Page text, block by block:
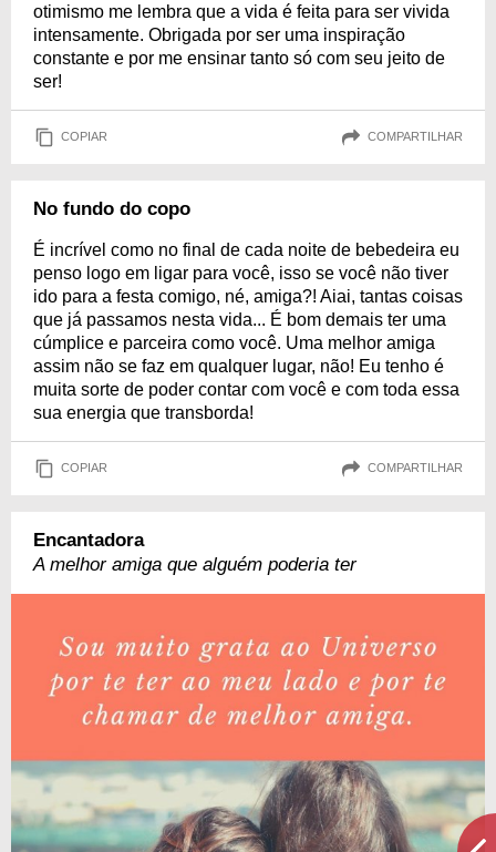
otimismo me lembra que a vida é feita para ser vivida
intensamente. Obrigada por ser uma inspiração
constante e por me ensinar tanto só com seu jeito de
ser!
COPIAR COMPARTILHAR
No fundo do copo
É incrível como no final de cada noite de bebedeira eu
penso logo em ligar para você, isso se você não tiver
ido para a festa comigo, né, amiga?! Aiai, tantas coisas
que já passamos nesta vida... É bom demais ter uma
cúmplice e parceira como você. Uma melhor amiga
assim não se faz em qualquer lugar, não! Eu tenho é
muita sorte de poder contar com você e com toda essa
sua energia que transborda!
COPIAR COMPARTILHAR
Encantadora
A melhor amiga que alguém poderia ter